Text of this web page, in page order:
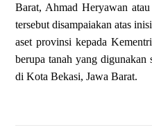
Barat, Ahmad Heryawan
tersebut disampaiakan atas
aset provinsi kepada
berupa tanah yang digunakan
di Kota Bekasi, Jawa Barat.